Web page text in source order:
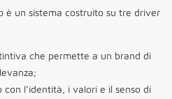
è un sistema costruito su tre driver
che permette a un brand di
con l’identità, i valori e il senso di